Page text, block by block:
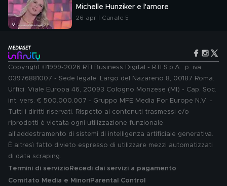
Michelle Hunziker e l'amore
26 apr | Canale 5
Copyright ©1999-2026 RTI Business Digital - RTI S.p.A.: p. iva
03976881007 - Sede legale: Largo del Nazareno 8, 00187 Roma.
Uffici: Viale Europa 46, 20093 Cologno Monzese (MI) - Cap. Soc.
int. vers. € 500.000.007 - Gruppo MFE Media For Europe N.V. -
Tutti i diritti riservati. Rispetto ai contenuti trasmessi e/o
riprodotti è vietata ogni utilizzazione funzionale
all'addestramento di sistemi di intelligenza artificiale generativa.
È altresì fatto divieto espresso di utilizzare mezzi automatizzati
di data scraping.
Termini di servizio Recedi dai servizi a pagamento
Comitato Media e MinoriParental Control